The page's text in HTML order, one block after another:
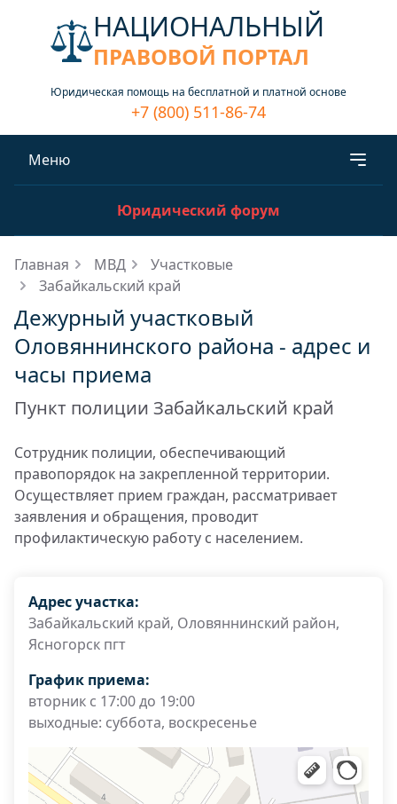
НАЦИОНАЛЬНЫЙ
ПРАВОВОЙ ПОРТАЛ
Юридическая помощь на бесплатной и платной основе
+7 (800) 511-86-74
Меню
Юридический форум
Главная МВД
Участковые
Забайкальский край
Дежурный участковый
Оловяннинского района - адрес и
часы приема
Пункт полиции Забайкальский край
Сотрудник полиции, обеспечивающий
правопорядок на закрепленной территории.
Осуществляет прием граждан, рассматривает
заявления и обращения, проводит
профилактическую работу с населением.
Адрес участка:
Забайкальский край, Оловяннинский район,
Ясногорск пгт
График приема:
вторник с 17:00 до 19:00
выходные: суббота, воскресенье